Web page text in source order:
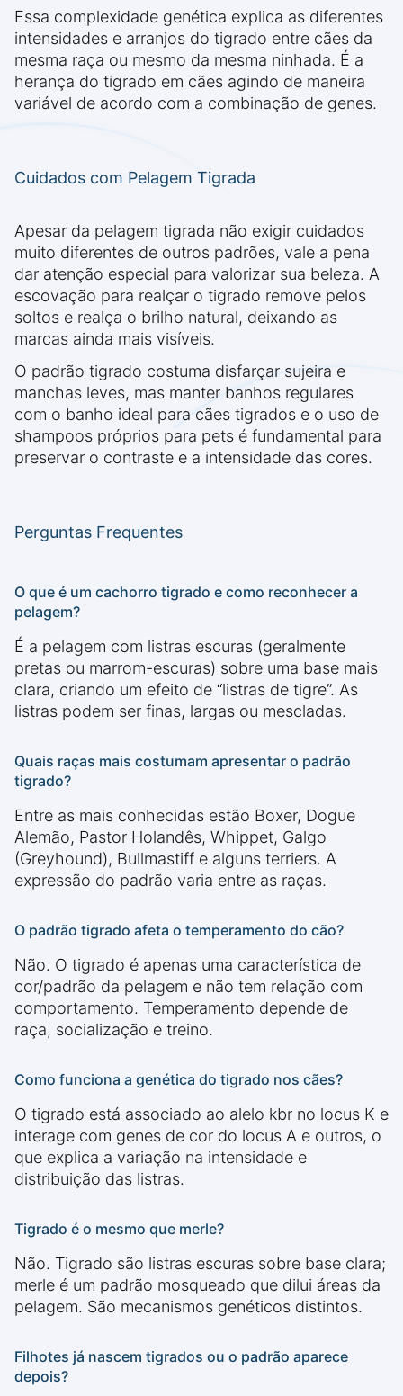
Essa complexidade genética explica as diferentes
intensidades e arranjos do tigrado entre cães da
mesma raça ou mesmo da mesma ninhada. É a
herança do tigrado em cães agindo de maneira
variável de acordo com a combinação de genes.
Cuidados com Pelagem Tigrada
Apesar da pelagem tigrada não exigir cuidados
muito diferentes de outros padrões, vale a pena
dar atenção especial para valorizar sua beleza. A
escovação para realçar o tigrado remove pelos
soltos e realça o brilho natural, deixando as
marcas ainda mais visíveis.
O padrão tigrado costuma disfarçar sujeira e
manchas leves, mas manter banhos regulares
com o banho ideal para cães tigrados e o uso de
shampoos próprios para pets é fundamental para
preservar o contraste e a intensidade das cores.
Perguntas Frequentes
O que é um cachorro tigrado e como reconhecer a
pelagem?
É a pelagem com listras escuras (geralmente
pretas ou marrom-escuras) sobre uma base mais
clara, criando um efeito de “listras de tigre”. As
listras podem ser finas, largas ou mescladas.
Quais raças mais costumam apresentar o padrão
tigrado?
Entre as mais conhecidas estão Boxer, Dogue
Alemão, Pastor Holandês, Whippet, Galgo
(Greyhound), Bullmastiff e alguns terriers. A
expressão do padrão varia entre as raças.
O padrão tigrado afeta o temperamento do cão?
Não. O tigrado é apenas uma característica de
cor/padrão da pelagem e não tem relação com
comportamento. Temperamento depende de
raça, socialização e treino.
Como funciona a genética do tigrado nos cães?
O tigrado está associado ao alelo kbr no locus K e
interage com genes de cor do locus A e outros, o
que explica a variação na intensidade e
distribuição das listras.
Tigrado é o mesmo que merle?
Não. Tigrado são listras escuras sobre base clara;
merle é um padrão mosqueado que dilui áreas da
pelagem. São mecanismos genéticos distintos.
Filhotes já nascem tigrados ou o padrão aparece
depois?